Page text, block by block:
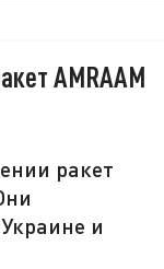
AMRAAM
ракет
и